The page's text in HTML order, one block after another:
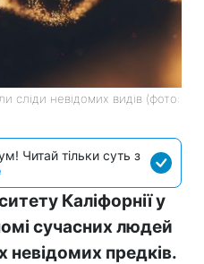
сліди невідомих видів (фото:
Читай тільки суть з
Каліфорнії у
сучасних людей
предків.